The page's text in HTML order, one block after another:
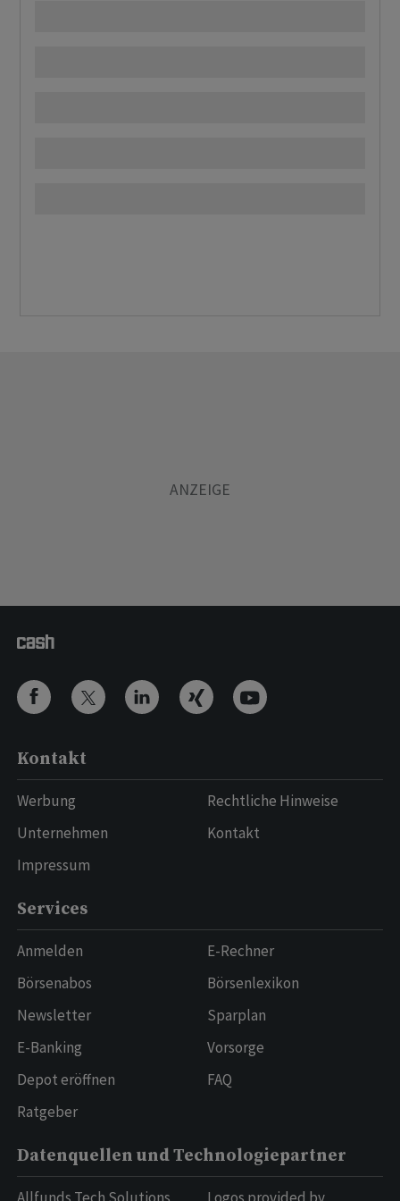
Kontakt
Werbung
Unternehmen
Impressum
Rechtliche Hinweise
Kontakt
Services
Anmelden
Börsenabos
Newsletter
E-Banking
Depot eröffnen
Ratgeber
E-Rechner
Börsenlexikon
Sparplan
Vorsorge
FAQ
Datenquellen und Technologiepartner